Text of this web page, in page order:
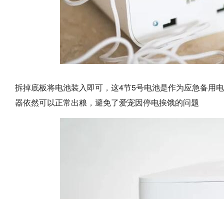
拆掉底板将电池装入即可，这4节5号电池是作为应急备用
器依然可以正常出粮，避免了爱宠因停电挨饿的问题